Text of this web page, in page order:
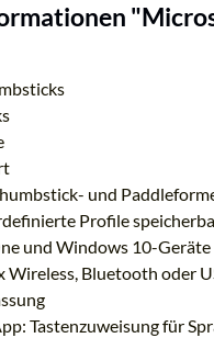
und
Profile
und Windows 10-Geräte
Wireless, Bluetooth oder
Tastenzuweisung für